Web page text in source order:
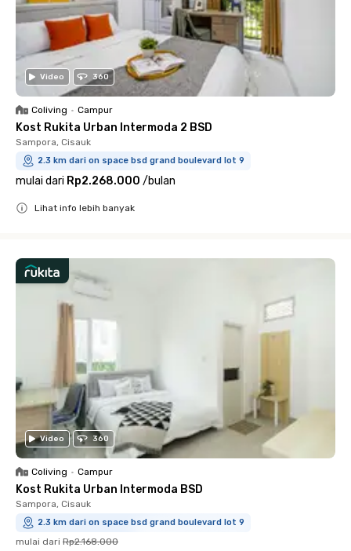
Video 360
Coliving • Campur
Kost Rukita Urban Intermoda 2 BSD
Sampora, Cisauk
2.3 km dari on space bsd grand boulevard lot 9
mulai dari Rp2.268.000 /bulan
Lihat info lebih banyak
Video 360
Coliving • Campur
Kost Rukita Urban Intermoda BSD
Sampora, Cisauk
2.3 km dari on space bsd grand boulevard lot 9
mulai dari Rp2.168.000